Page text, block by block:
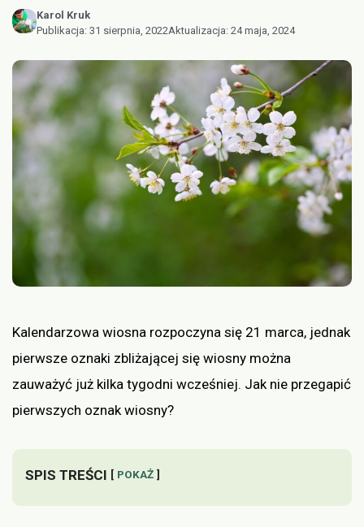
Karol Kruk
Publikacja: 31 sierpnia, 2022Aktualizacja: 24 maja, 2024
Kalendarzowa wiosna rozpoczyna się 21 marca, jednak
pierwsze oznaki zbliżającej się wiosny można
zauważyć już kilka tygodni wcześniej. Jak nie przegapić
pierwszych oznak wiosny?
SPIS TREŚCI POKAŻ